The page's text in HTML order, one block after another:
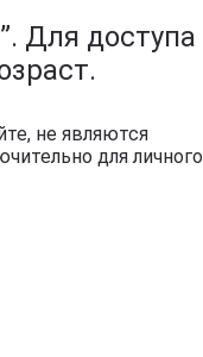
Для доступа
не являются
для личного